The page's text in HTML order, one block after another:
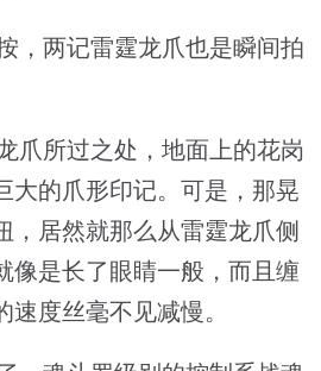
，两记雷霆龙爪也是瞬间拍
所过之处，地面上的花岗
大的爪形印记。可是，那晃
，居然就那么从雷霆龙爪侧
像是长了眼睛一般，而且缠
度丝毫不见减慢。